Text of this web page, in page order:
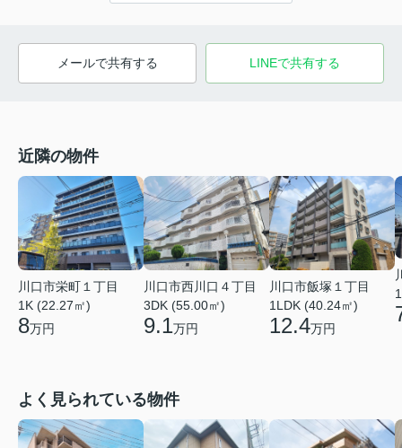
メールで共有する LINEで共有する
近隣の物件
川口市栄町１丁目
1K (22.27㎡)
8万円
川口市西川口４丁目
3DK (55.00㎡)
9.1万円
川口市飯塚１丁目
1LDK (40.24㎡)
12.4万円
よく見られている物件